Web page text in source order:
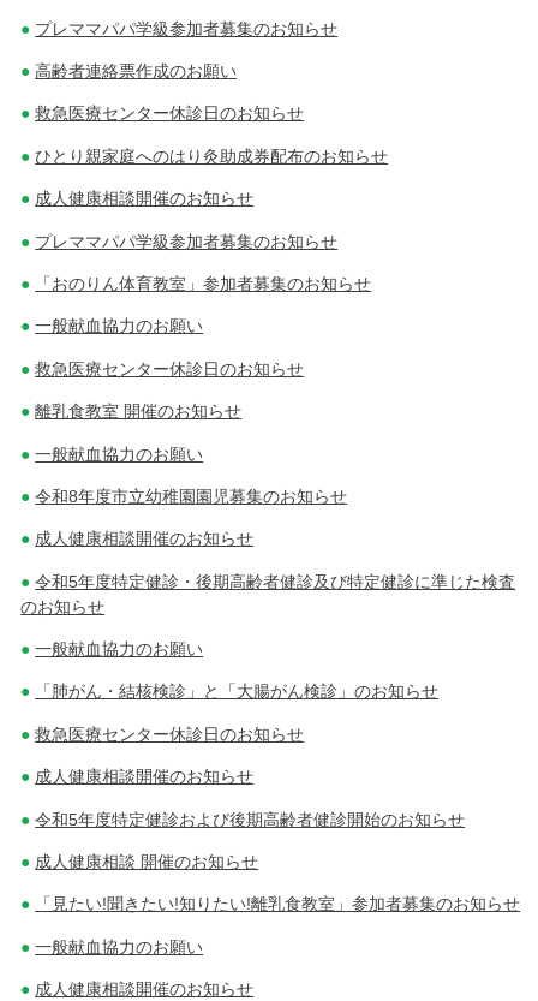
プレママパパ学級参加者募集のお知らせ
高齢者連絡票作成のお願い
救急医療センター休診日のお知らせ
ひとり親家庭へのはり灸助成券配布のお知らせ
成人健康相談開催のお知らせ
プレママパパ学級参加者募集のお知らせ
「おのりん体育教室」参加者募集のお知らせ
一般献血協力のお願い
救急医療センター休診日のお知らせ
離乳食教室 開催のお知らせ
一般献血協力のお願い
令和8年度市立幼稚園園児募集のお知らせ
成人健康相談開催のお知らせ
令和5年度特定健診・後期高齢者健診及び特定健診に準じた検査
のお知らせ
一般献血協力のお願い
「肺がん・結核検診」と「大腸がん検診」のお知らせ
救急医療センター休診日のお知らせ
成人健康相談開催のお知らせ
令和5年度特定健診および後期高齢者健診開始のお知らせ
成人健康相談 開催のお知らせ
「見たい!聞きたい!知りたい!離乳食教室」参加者募集のお知らせ
一般献血協力のお願い
成人健康相談開催のお知らせ